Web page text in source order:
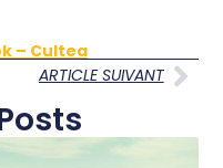
– Cultea
ARTICLE SUIVANT